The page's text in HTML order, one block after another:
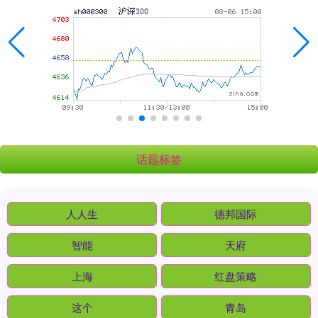
话题标签
人人生 德邦国际
智能 天府
上海 红盘策略
这个 青岛